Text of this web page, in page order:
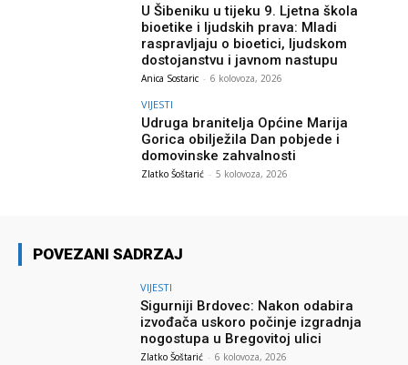
U Šibeniku u tijeku 9. Ljetna škola
bioetike i ljudskih prava: Mladi
raspravljaju o bioetici, ljudskom
dostojanstvu i javnom nastupu
Anica Sostaric - 6 kolovoza, 2026
VIJESTI
Udruga branitelja Općine Marija
Gorica obilježila Dan pobjede i
domovinske zahvalnosti
Zlatko Šoštarić - 5 kolovoza, 2026
POVEZANI SADRZAJ
VIJESTI
Sigurniji Brdovec: Nakon odabira
izvođača uskoro počinje izgradnja
nogostupa u Bregovitoj ulici
Zlatko Šoštarić - 6 kolovoza, 2026